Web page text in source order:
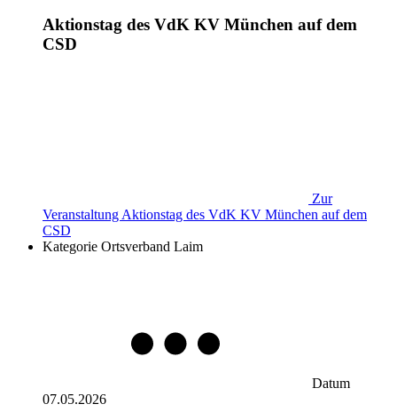
Aktionstag des VdK KV München auf dem
CSD
Zur
Veranstaltung Aktionstag des VdK KV München auf dem
CSD
Kategorie Ortsverband Laim
Datum
07.05.2026